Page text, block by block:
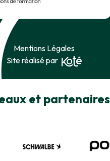
Mentions Légales
Site réalisé par
et partenaires